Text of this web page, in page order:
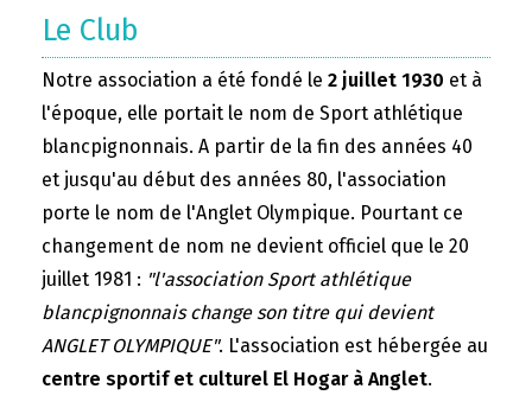
Le Club
Notre association a été fondé le 2 juillet 1930 et à
l'époque, elle portait le nom de Sport athlétique
blancpignonnais. A partir de la fin des années 40
et jusqu'au début des années 80, l'association
porte le nom de l'Anglet Olympique. Pourtant ce
changement de nom ne devient officiel que le 20
juillet 1981 : "l'association Sport athlétique
blancpignonnais change son titre qui devient
ANGLET OLYMPIQUE". L'association est hébergée au
centre sportif et culturel El Hogar à Anglet.